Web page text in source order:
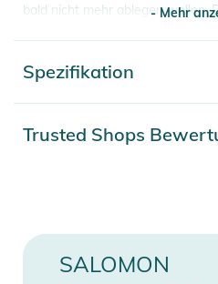
bald nicht mehr ablegen wollen.
die andere einsetzen, mit dem
durchstarten.
Passform und Komfort: Die
Performance und
- Mehr
Spezifikation
Trusted Shops
SALOMON